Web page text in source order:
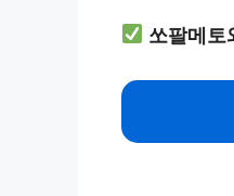
쏘팔메토